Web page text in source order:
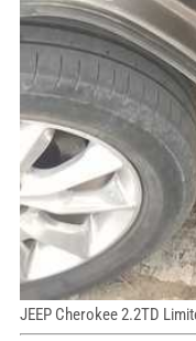
JEEP Cherokee 2.2TD